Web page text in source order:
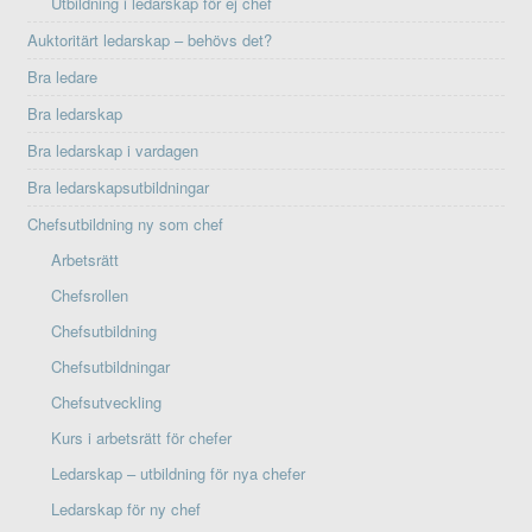
Auktoritärt ledarskap – behövs det?
Bra ledare
Bra ledarskap
Bra ledarskap i vardagen
Bra ledarskapsutbildningar
Chefsutbildning ny som chef
Arbetsrätt
Chefsrollen
Chefsutbildning
Chefsutbildningar
Chefsutveckling
Kurs i arbetsrätt för chefer
Ledarskap – utbildning för nya chefer
Ledarskap för ny chef